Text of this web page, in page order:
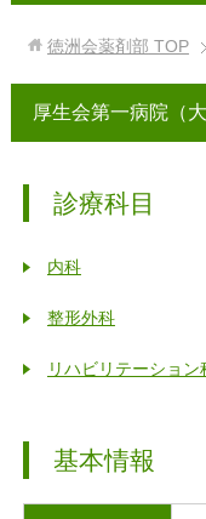
徳洲会薬剤部 TOP
厚生会第一病院（大
診療科目
内科
整形外科
リハビリテーション
基本情報